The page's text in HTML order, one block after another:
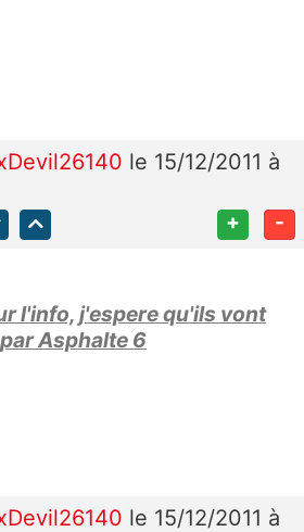
le 15/12/2011 à
+ -
l'info, j'espere qu'ils vont
Asphalte 6
le 15/12/2011 à